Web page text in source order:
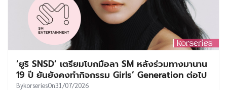
‘ยูริ SNSD’ เตรียมโบกมือลา SM หลังร่วมทางมานาน
19 ปี ยันยังคงทำกิจกรรม Girls’ Generation ต่อไป
BykorseriesOn31/07/2026